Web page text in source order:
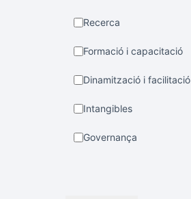
Recerca
Formació i capacitació
Dinamització i facilitació
Intangibles
Governança